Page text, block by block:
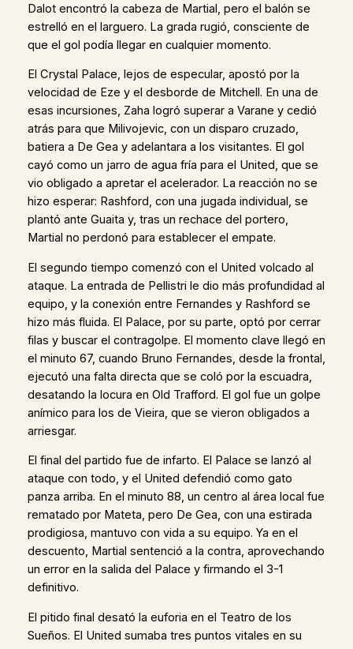
Dalot encontró la cabeza de Martial, pero el balón se
estrelló en el larguero. La grada rugió, consciente de
que el gol podía llegar en cualquier momento.
El Crystal Palace, lejos de especular, apostó por la
velocidad de Eze y el desborde de Mitchell. En una de
esas incursiones, Zaha logró superar a Varane y cedió
atrás para que Milivojevic, con un disparo cruzado,
batiera a De Gea y adelantara a los visitantes. El gol
cayó como un jarro de agua fría para el United, que se
vio obligado a apretar el acelerador. La reacción no se
hizo esperar: Rashford, con una jugada individual, se
plantó ante Guaita y, tras un rechace del portero,
Martial no perdonó para establecer el empate.
El segundo tiempo comenzó con el United volcado al
ataque. La entrada de Pellistri le dio más profundidad al
equipo, y la conexión entre Fernandes y Rashford se
hizo más fluida. El Palace, por su parte, optó por cerrar
filas y buscar el contragolpe. El momento clave llegó en
el minuto 67, cuando Bruno Fernandes, desde la frontal,
ejecutó una falta directa que se coló por la escuadra,
desatando la locura en Old Trafford. El gol fue un golpe
anímico para los de Vieira, que se vieron obligados a
arriesgar.
El final del partido fue de infarto. El Palace se lanzó al
ataque con todo, y el United defendió como gato
panza arriba. En el minuto 88, un centro al área local fue
rematado por Mateta, pero De Gea, con una estirada
prodigiosa, mantuvo con vida a su equipo. Ya en el
descuento, Martial sentenció a la contra, aprovechando
un error en la salida del Palace y firmando el 3-1
definitivo.
El pitido final desató la euforia en el Teatro de los
Sueños. El United sumaba tres puntos vitales en su